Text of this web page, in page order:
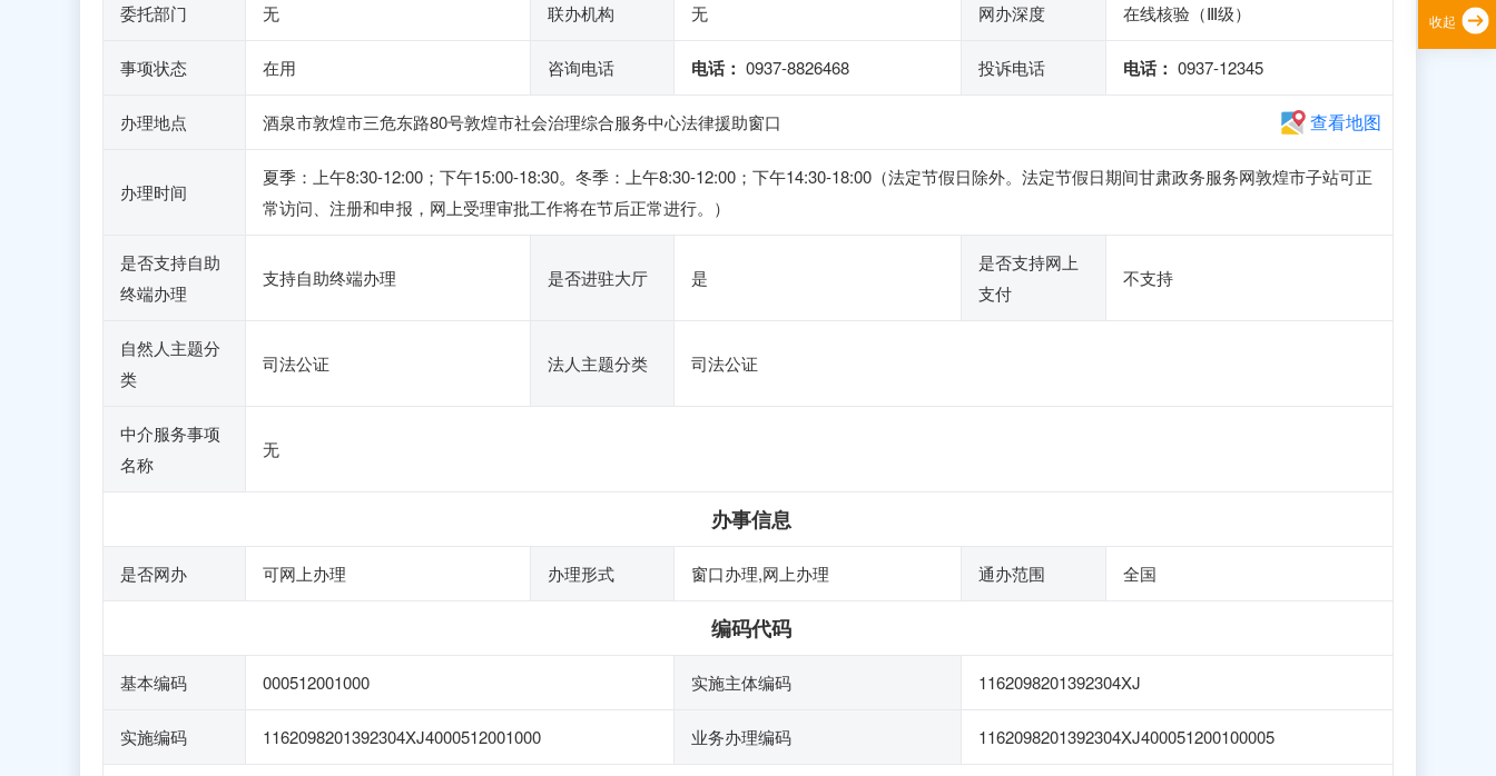
委托部门 无 联办机构 无 网办深度 在线核验（Ⅲ级）
事项状态 在用 咨询电话 电话： 0937-8826468 投诉电话 电话： 0937-12345
办理地点 酒泉市敦煌市三危东路80号敦煌市社会治理综合服务中心法律援助窗口 查看地图
办理时间
夏季：上午8:30-12:00；下午15:00-18:30。冬季：上午8:30-12:00；下午14:30-18:00（法定节假日除外。法定节假日期间甘肃政务服务网敦煌市子站可正
常访问、注册和申报，网上受理审批工作将在节后正常进行。）
是否支持自助
终端办理
支持自助终端办理 是否进驻大厅 是
是否支持网上
支付
不支持
自然人主题分
类
司法公证 法人主题分类 司法公证
中介服务事项
名称
无
办事信息
是否网办 可网上办理 办理形式 窗口办理,网上办理 通办范围 全国
编码代码
基本编码 000512001000 实施主体编码 1162098201392304XJ
实施编码 1162098201392304XJ4000512001000 业务办理编码 1162098201392304XJ400051200100005
收起